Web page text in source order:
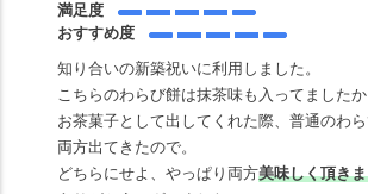
満足度
おすすめ度
知り合いの新築祝いに利用しました。
こちらのわらび餅は抹茶味も入ってましたか
お茶菓子として出してくれた際、普通のわ
両方出てきたので。
どちらにせよ、やっぱり両方美味しく頂き